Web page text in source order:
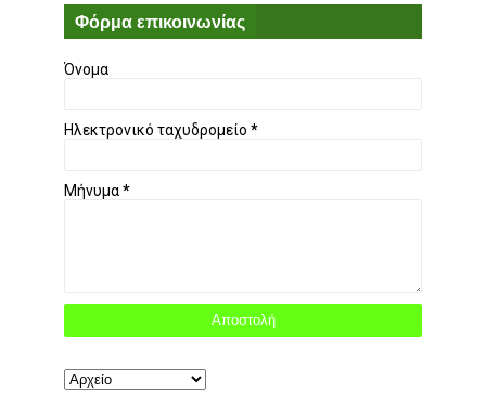
Φόρμα επικοινωνίας
Όνομα
Ηλεκτρονικό ταχυδρομείο *
Μήνυμα*